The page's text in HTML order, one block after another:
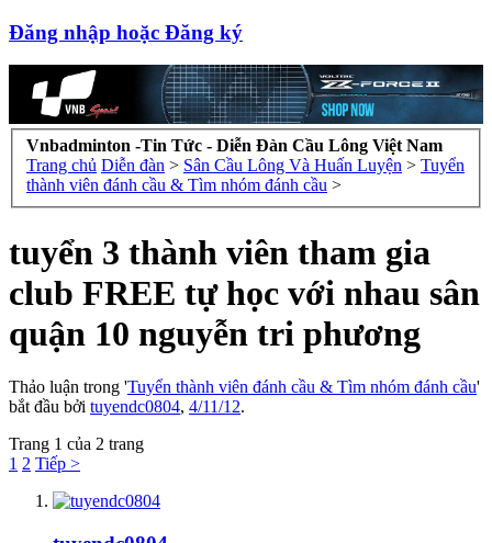
Đăng nhập hoặc Đăng ký
Vnbadminton -Tin Tức - Diễn Đàn Cầu Lông Việt Nam
Trang chủ Diễn đàn > Sân Cầu Lông Và Huấn Luyện > Tuyển
thành viên đánh cầu & Tìm nhóm đánh cầu >
tuyển 3 thành viên tham gia
club FREE tự học với nhau sân
quận 10 nguyễn tri phương
Thảo luận trong 'Tuyển thành viên đánh cầu & Tìm nhóm đánh cầu'
bắt đầu bởi tuyendc0804, 4/11/12.
Trang 1 của 2 trang
1 2 Tiếp >